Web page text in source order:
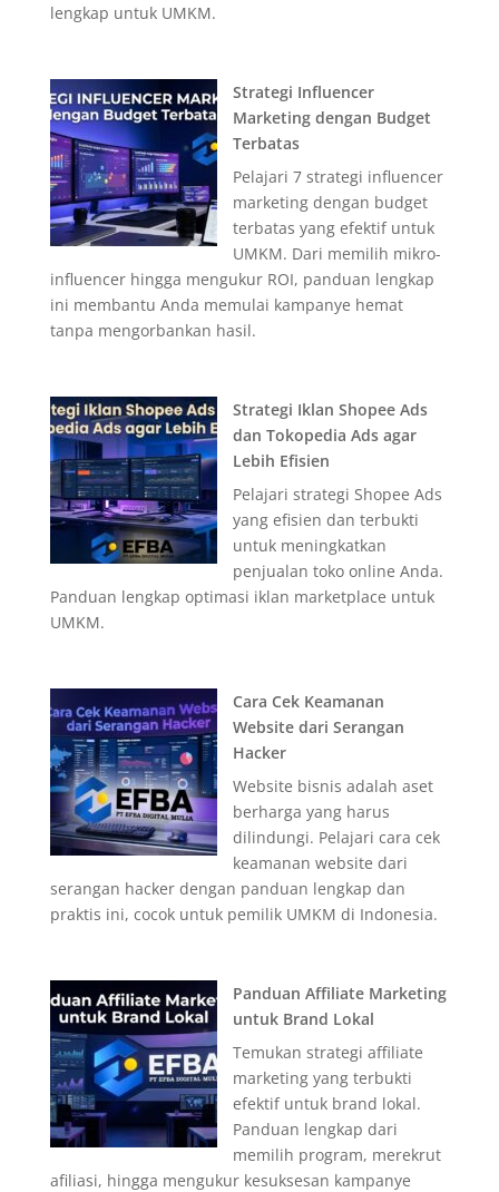
lengkap untuk UMKM.
Strategi Influencer
Marketing dengan Budget
Terbatas
Pelajari 7 strategi influencer
marketing dengan budget
terbatas yang efektif untuk
UMKM. Dari memilih mikro-
influencer hingga mengukur ROI, panduan lengkap
ini membantu Anda memulai kampanye hemat
tanpa mengorbankan hasil.
Strategi Iklan Shopee Ads
dan Tokopedia Ads agar
Lebih Efisien
Pelajari strategi Shopee Ads
yang efisien dan terbukti
untuk meningkatkan
penjualan toko online Anda.
Panduan lengkap optimasi iklan marketplace untuk
UMKM.
Cara Cek Keamanan
Website dari Serangan
Hacker
Website bisnis adalah aset
berharga yang harus
dilindungi. Pelajari cara cek
keamanan website dari
serangan hacker dengan panduan lengkap dan
praktis ini, cocok untuk pemilik UMKM di Indonesia.
Panduan Affiliate Marketing
untuk Brand Lokal
Temukan strategi affiliate
marketing yang terbukti
efektif untuk brand lokal.
Panduan lengkap dari
memilih program, merekrut
afiliasi, hingga mengukur kesuksesan kampanye